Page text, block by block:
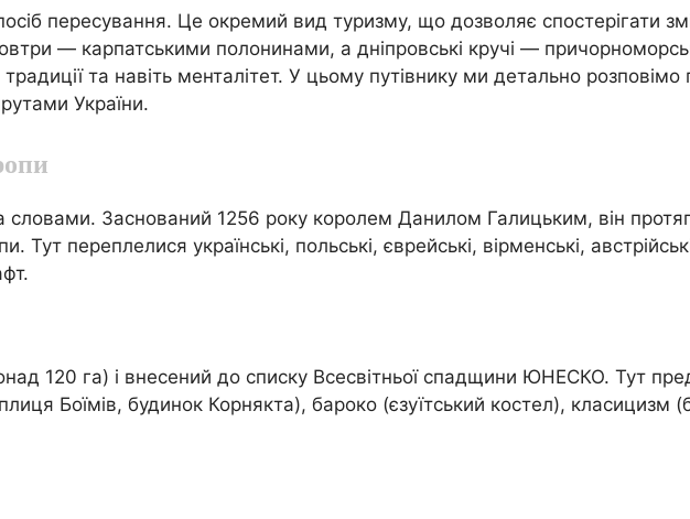
пересування. Це окремий вид туризму, що дозволяє спостерігати
— карпатськими полонинами, а дніпровські кручі —
та навіть менталітет. У цьому путівнику ми детально розповімо
України.
Заснований 1256 року королем Данилом Галицьким, він
Тут переплелися українські, польські, єврейські, вірменські,
120 га) і внесений до списку Всесвітньої спадщини ЮНЕСКО. Тут
Боїмів, будинок Корнякта), бароко (єзуїтський костел), класицизм